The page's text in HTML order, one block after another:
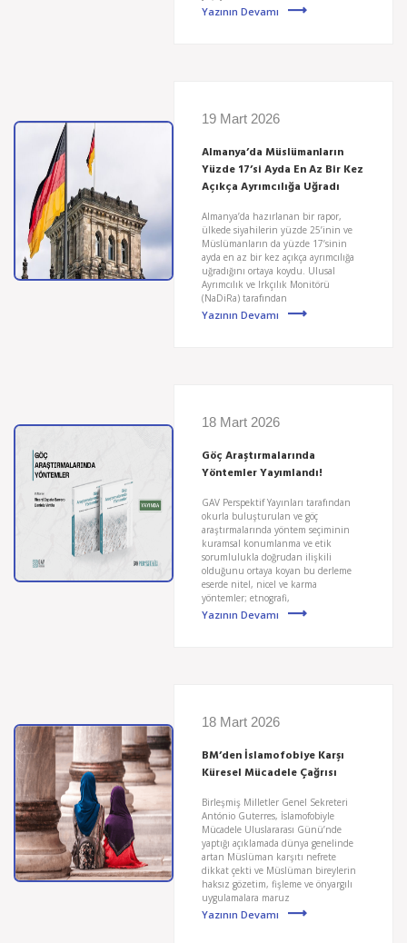
Yazının Devamı
19 Mart 2026
Almanya’da Müslümanların
Yüzde 17’si Ayda En Az Bir Kez
Açıkça Ayrımcılığa Uğradı
Almanya’da hazırlanan bir rapor,
ülkede siyahilerin yüzde 25’inin ve
Müslümanların da yüzde 17’sinin
ayda en az bir kez açıkça ayrımcılığa
uğradığını ortaya koydu. Ulusal
Ayrımcılık ve Irkçılık Monitörü
(NaDiRa) tarafından
Yazının Devamı
18 Mart 2026
Göç Araştırmalarında
Yöntemler Yayımlandı!
GAV Perspektif Yayınları tarafından
okurla buluşturulan ve göç
araştırmalarında yöntem seçiminin
kuramsal konumlanma ve etik
sorumlulukla doğrudan ilişkili
olduğunu ortaya koyan bu derleme
eserde nitel, nicel ve karma
yöntemler; etnografi,
Yazının Devamı
18 Mart 2026
BM’den İslamofobiye Karşı
Küresel Mücadele Çağrısı
Birleşmiş Milletler Genel Sekreteri
António Guterres, İslamofobiyle
Mücadele Uluslararası Günü’nde
yaptığı açıklamada dünya genelinde
artan Müslüman karşıtı nefrete
dikkat çekti ve Müslüman bireylerin
haksız gözetim, fişleme ve önyargılı
uygulamalara maruz
Yazının Devamı